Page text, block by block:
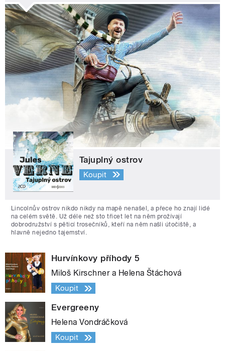
Tajuplný ostrov
Koupit
Lincolnův ostrov nikdo nikdy na mapě nenašel, a přece ho znají lidé
na celém světě. Už déle než sto třicet let na něm prožívají
dobrodružství s pěticí trosečníků, kteří na něm našli útočiště, a
hlavně nejedno tajemství.
Hurvínkovy příhody 5
Miloš Kirschner a Helena Štáchová
Koupit
Evergreeny
Helena Vondráčková
Koupit